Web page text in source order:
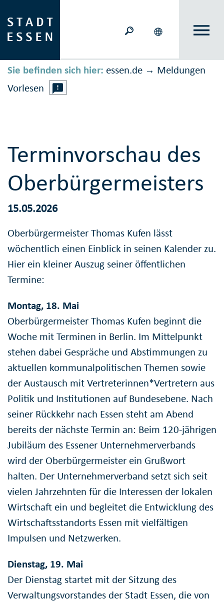
Sie befinden sich hier: essen.de → Meldungen
Vorlesen
Terminvorschau des
Oberbürgermeisters
15.05.2026
Oberbürgermeister Thomas Kufen lässt
wöchentlich einen Einblick in seinen Kalender zu.
Hier ein kleiner Auszug seiner öffentlichen
Termine:
Montag, 18. Mai
Oberbürgermeister Thomas Kufen beginnt die
Woche mit Terminen in Berlin. Im Mittelpunkt
stehen dabei Gespräche und Abstimmungen zu
aktuellen kommunalpolitischen Themen sowie
der Austausch mit Vertreterinnen*Vertretern aus
Politik und Institutionen auf Bundesebene. Nach
seiner Rückkehr nach Essen steht am Abend
bereits der nächste Termin an: Beim 120-jährigen
Jubiläum des Essener Unternehmerverbands
wird der Oberbürgermeister ein Grußwort
halten. Der Unternehmerverband setzt sich seit
vielen Jahrzehnten für die Interessen der lokalen
Wirtschaft ein und begleitet die Entwicklung des
Wirtschaftsstandorts Essen mit vielfältigen
Impulsen und Netzwerken.
Dienstag, 19. Mai
Der Dienstag startet mit der Sitzung des
Verwaltungsvorstandes der Stadt Essen, die von